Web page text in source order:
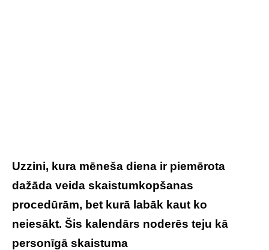
Uzzini, kura mēneša diena ir piemērota
dažāda veida skaistumkopšanas
procedūrām, bet kurā labāk kaut ko
neiesākt. Šis kalendārs noderēs teju kā
personīgā skaistuma